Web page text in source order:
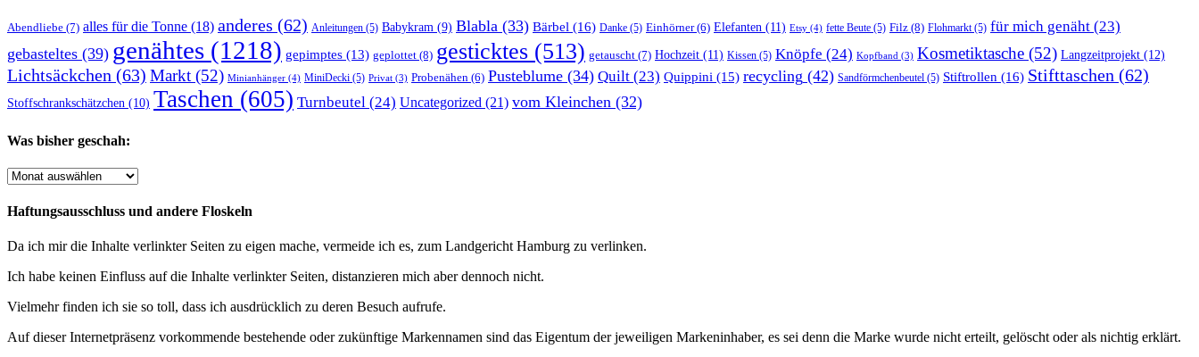
Abendliebe (7) alles für die Tonne (18) anderes (62) Anleitungen (5) Babykram (9) Blabla (33) Bärbel (16) Danke (5) Einhörner(6) Elefanten (11) Etsy (4) fette Beute (5) Filz (8) Flohmarkt(5) für mich genäht (23)
gebasteltes (39) genähtes (1218) gepimptes (13) geplottet (8) gesticktes (513) getauscht (7) Hochzeit (11) Kissen (5) Knöpfe (24) Kopfband (3) Kosmetiktasche (52) Langzeitprojekt (12)
Lichtsäckchen (63) Markt (52) Minianhänger (4) MiniDecki (5) Privat (3) Probenähen (6) Pusteblume (34) Quilt (23) Quippini (15) recycling (42) Sandförmchenbeutel (5) Stiftrollen (16) Stifttaschen (62)
Stoffschrankschätzchen (10) Taschen (605) Turnbeutel (24) Uncategorized (21) vom Kleinchen (32)
Was bisher geschah:
Was
geschah:
Haftungsausschluss und andere Floskeln
Da ich mir die Inhalte verlinkter Seiten zu eigen mache, vermeide ich es, zum Landgericht Hamburg zu verlinken.
Ich habe keinen Einfluss auf die Inhalte verlinkter Seiten, distanzieren mich aber dennoch nicht.
Vielmehr finden ich sie so toll, dass ich ausdrücklich zu deren Besuch aufrufe.
Auf dieser Internetpräsenz vorkommende bestehende oder zukünftige Markennamen sind das Eigentum der jeweiligen Markeninhaber, es sei denn die Marke wurde nicht erteilt, gelöscht oder als nichtig erklärt.